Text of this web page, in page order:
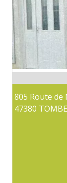
805 Route
47380